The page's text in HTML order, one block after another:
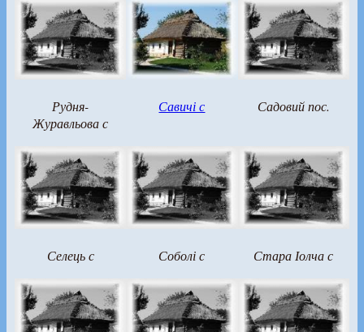
Рудня-
Журавльова с
Савичі с Садовий пос.
Селець с Соболі с Стара Іолча с